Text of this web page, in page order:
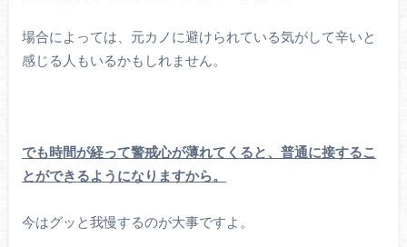
場合によっては、元カノに避けられている気がして辛いと
感じる人もいるかもしれません。
でも時間が経って警戒心が薄れてくると、普通に接するこ
とができるようになりますから。
今はグッと我慢するのが大事ですよ。